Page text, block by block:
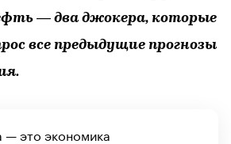
— два джокера, которые
все предыдущие прогнозы
— это экономика